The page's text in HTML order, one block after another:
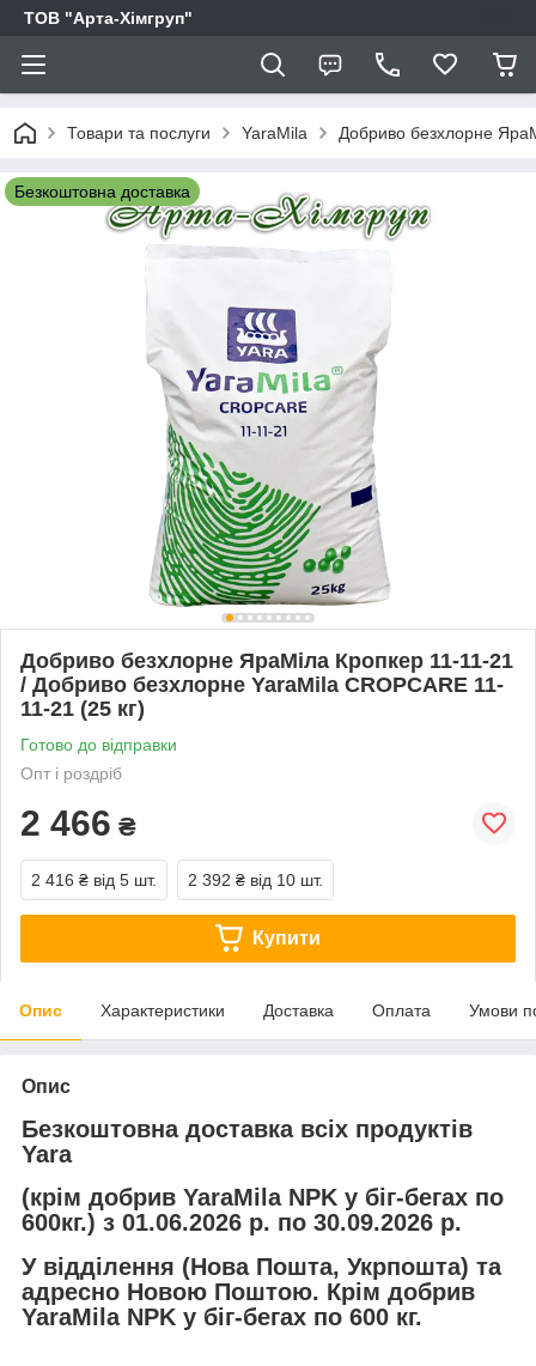
ТОВ "Арта-Хімгруп"
Товари та послуги YaraMila Добриво безхлорне
Безкоштовна доставка
Добриво безхлорне ЯраМіла Кропкер 11-11-21
/ Добриво безхлорне YaraMila CROPCARE 11-
11-21 (25 кг)
Готово до відправки
Опт і роздріб
2 466 ₴
2 416 ₴ від 5 шт. 2 392 ₴ від 10 шт.
Купити
Опис Характеристики Доставка Оплата Умови
Опис
Безкоштовна доставка всіх продуктів
Yara
(крім добрив YaraMila NPK у біг-бегах по
600кг.) з 01.06.2026 р. по 30.09.2026 р.
У відділення (Нова Пошта, Укрпошта) та
адресно Новою Поштою. Крім добрив
YaraMila NPK у біг-бегах по 600 кг.